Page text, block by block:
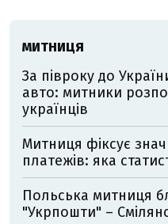
МИТНИЦЯ
За півроку до
авто: митники
українців
Митниця фіксує
платежів: яка
Польська митниця
"Укрпошти" –